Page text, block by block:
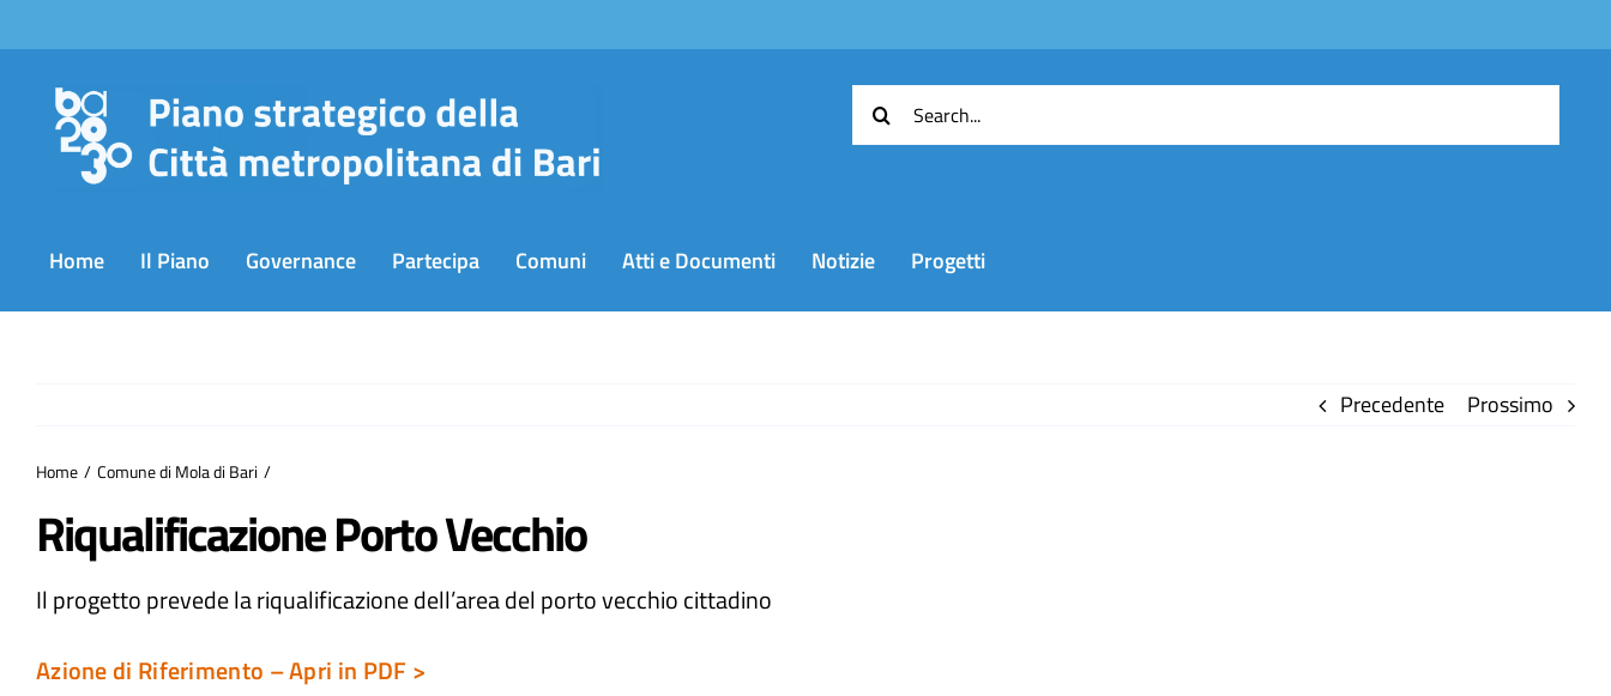
al
contenuto
Cerca
per:
Home Il Piano Governance Partecipa Comuni Atti e Documenti Notizie Progetti
Precedente Prossimo
Home Comune di Mola di Bari
Riqualificazione Porto Vecchio
Il progetto prevede la riqualificazione dell’area del porto vecchio cittadino
Azione di Riferimento – Apri in PDF >